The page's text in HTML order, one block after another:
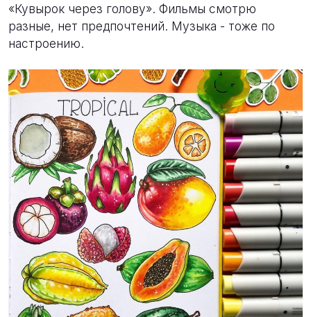
«Кувырок через голову». Фильмы смотрю
разные, нет предпочтений. Музыка - тоже по
настроению.